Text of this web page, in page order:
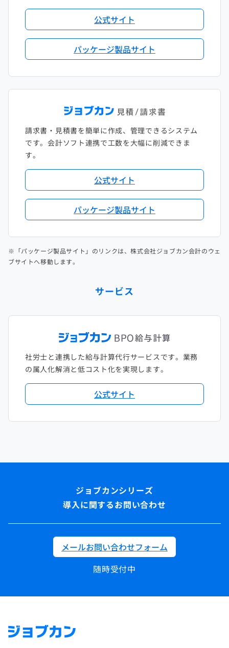
公式サイト
パッケージ製品サイト
請求書・見積書を簡単に作成、管理できるシステム
です。会計ソフト連携で工数を大幅に削減できま
す。
公式サイト
パッケージ製品サイト
※「パッケージ製品サイト」のリンクは、株式会社ジョブカン会計のウェ
ブサイトへ移動します。
サービス
社労士と連携した給与計算代行サービスです。業務
の属人化解消と低コスト化を実現します。
公式サイト
導入に関するお問い合わせ
メールお問い合わせフォーム
随時受付中